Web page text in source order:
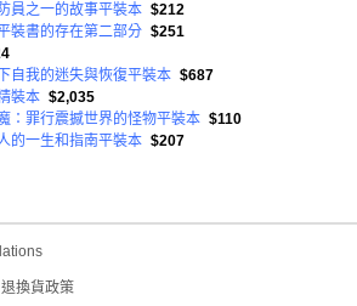
員之一的故事平裝本 $212
裝書的存在第二部分 $251
自我的迷失與恢復平裝本 $687
裝本 $2,035
：罪行震撼世界的怪物平裝本 $110
的一生和指南平裝本 $207
退換貨政策